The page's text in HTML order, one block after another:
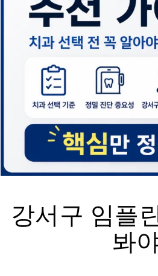
강서구 임플
봐